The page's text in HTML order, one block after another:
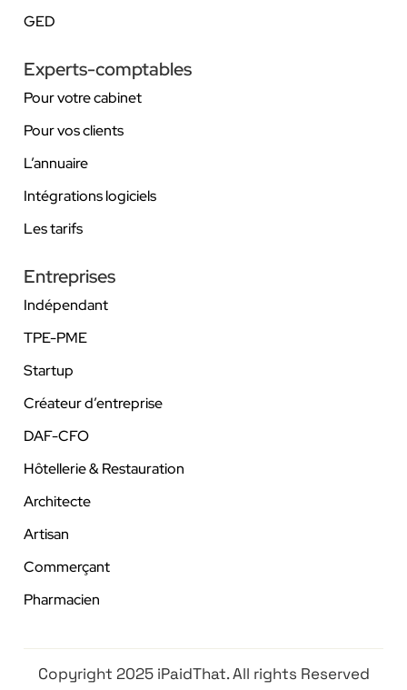
GED
Experts-comptables
Pour votre cabinet
Pour vos clients
L’annuaire
Intégrations logiciels
Les tarifs
Entreprises
Indépendant
TPE-PME
Startup
Créateur d’entreprise
DAF-CFO
Hôtellerie & Restauration
Architecte
Artisan
Commerçant
Pharmacien
Copyright 2025 iPaidThat. All rights Reserved